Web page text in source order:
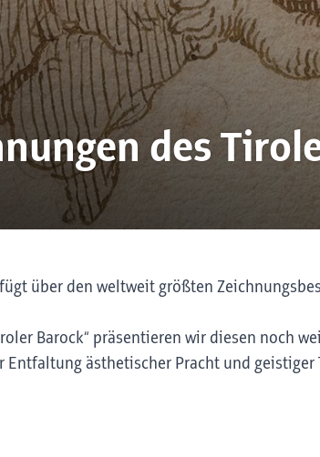
des
über den weltweit größten
Barock“ präsentieren wir diesen noch
ästhetischer Pracht und geistiger